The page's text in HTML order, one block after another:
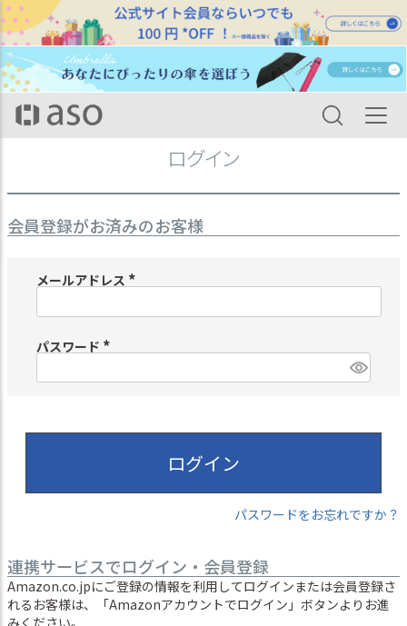
HOME ログイン
ログイン
会員登録がお済みのお客様
メールアドレス
須
パスワード
(
須
ログイン
パスワードをお忘れですか？
連携サービスでログイン・会員登録
Amazon.co.jpにご登録の情報を利用してログインまたは会員登録さ
れるお客様は、「Amazonアカウントでログイン」ボタンよりお進